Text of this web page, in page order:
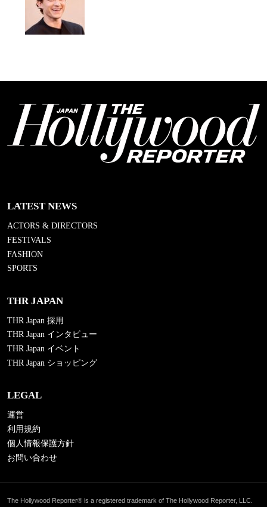
LATEST NEWS
ACTORS & DIRECTORS
FESTIVALS
FASHION
SPORTS
THR JAPAN
THR Japan 採用
THR Japan インタビュー
THR Japan イベント
THR Japan ショッピング
LEGAL
運営
利用規約
個人情報保護方針
お問い合わせ
The Hollywood Reporter® is a registered trademark of The Hollywood Reporter, LLC.